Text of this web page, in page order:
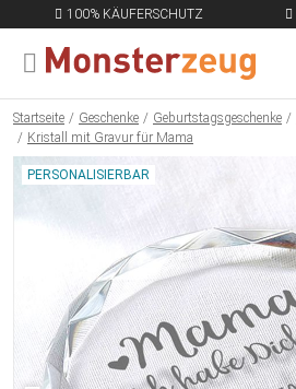
100% KÄUFERSCHUTZ
MENÜ SCHLIESSEN
Startseite Geschenke Geburtstagsgeschenke
Kristall mit Gravur für Mama
PERSONALISIERBAR